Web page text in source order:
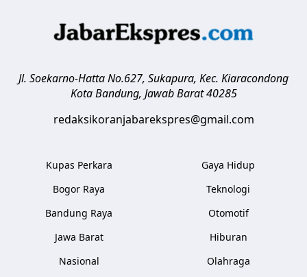
Jl. Soekarno-Hatta No.627, Sukapura, Kec. Kiaracondong
Kota Bandung, Jawab Barat 40285
redaksikoranjabarekspres@gmail.com
Kupas Perkara
Bogor Raya
Bandung Raya
Jawa Barat
Nasional
Gaya Hidup
Teknologi
Otomotif
Hiburan
Olahraga